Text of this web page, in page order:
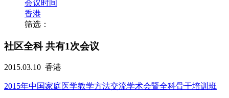
会议时间
香港
筛选：
社区全科共有1次会议
2015.03.10 香港
2015年中国家庭医学教学方法交流学术会暨全科骨干培训班